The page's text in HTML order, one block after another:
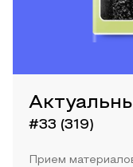
#33 (319)
Прием